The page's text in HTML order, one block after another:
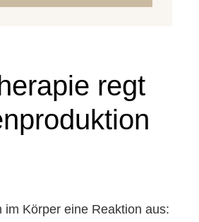
regt
im Körper eine Reaktion aus: